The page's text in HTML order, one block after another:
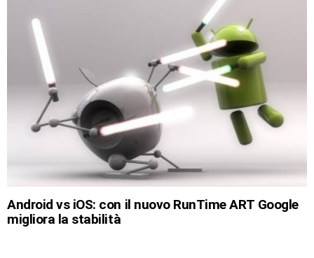
Android vs iOS: con il nuovo RunTime ART Google
migliora la stabilità